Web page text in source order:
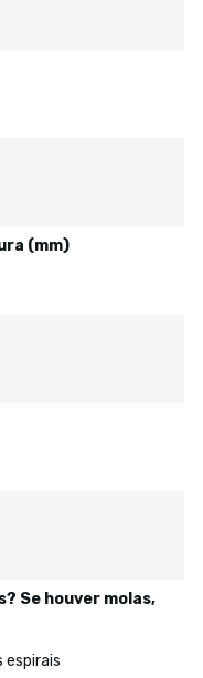
(mm)
Se houver molas,
espirais